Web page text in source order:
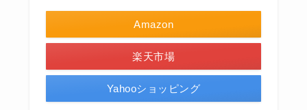
Amazon
楽天市場
Yahooショッピング